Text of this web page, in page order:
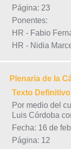
Página: 23
Ponentes:
HR - Fabio
HR - Nidia
Plenaria de la
Texto
Por medio del
Luis Córdoba
Fecha: 16 de
Página: 12